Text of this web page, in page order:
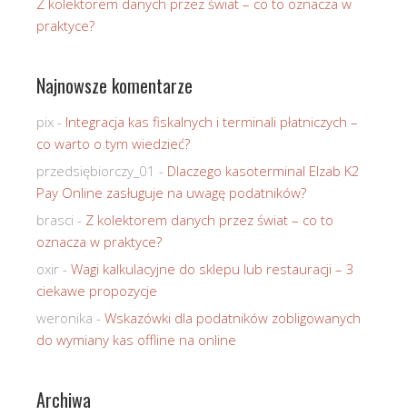
Z kolektorem danych przez świat – co to oznacza w
praktyce?
Najnowsze komentarze
pix - Integracja kas fiskalnych i terminali płatniczych –
co warto o tym wiedzieć?
przedsiębiorczy_01 - Dlaczego kasoterminal Elzab K2
Pay Online zasługuje na uwagę podatników?
brasci - Z kolektorem danych przez świat – co to
oznacza w praktyce?
oxir - Wagi kalkulacyjne do sklepu lub restauracji – 3
ciekawe propozycje
weronika - Wskazówki dla podatników zobligowanych
do wymiany kas offline na online
Archiwa